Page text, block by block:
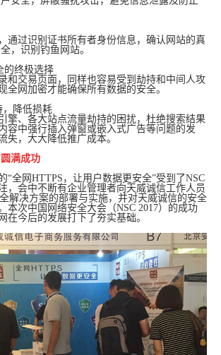
过识别证书所有者身份信息，确认网站的真
，识别钓鱼网站。
的终极选择
交易页面，同样也容易受到劫持和中间人攻
全网加密才能确保所有数据的安全。
，降低损耗
、各大站点流量劫持的困扰，杜绝搜索结果
容中强行插入弹窗或嵌入式广告等问题的发
失，大大降低推广成本。
满成功
网HTTPS，让用户数据更安全”受到了NSC
，会中不断有企业管理者向天威诚信工作人员
解决方案的部署与实施，并对天威诚信的安全
本次中国网络安全大会（NSC 2017）的成功
在今后的发展打下了夯实基础。